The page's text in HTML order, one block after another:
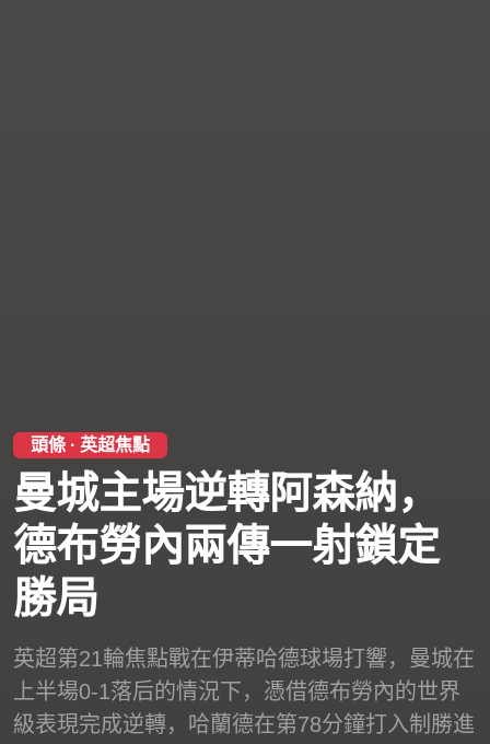
頭條 · 英超焦點
曼城主場逆轉阿森納，
德布勞內兩傳一射鎖定
勝局
英超第21輪焦點戰在伊蒂哈德球場打響，曼城在
上半場0-1落后的情況下，憑借德布勞內的世界
級表現完成逆轉，哈蘭德在第78分鐘打入制勝進